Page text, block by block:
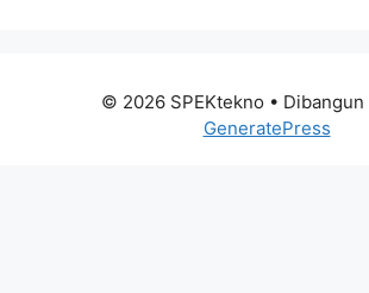
© 2026 SPEKtekno •
GeneratePress